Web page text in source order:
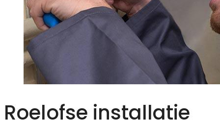
Roelofse installatie